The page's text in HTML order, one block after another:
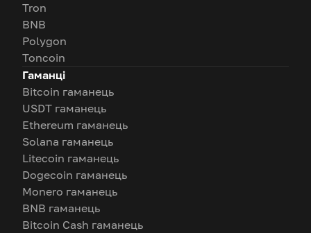
Tron
BNB
Polygon
Toncoin
Гаманці
Bitcoin гаманець
USDT гаманець
Ethereum гаманець
Solana гаманець
Litecoin гаманець
Dogecoin гаманець
Monero гаманець
BNB гаманець
Bitcoin Cash гаманець